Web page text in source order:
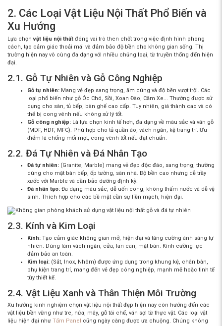
2. Các Loại Vật Liệu Nội Thất Phổ Biến và
Xu Hướng
Lựa chọnvật liệu nội thất đóng vai trò then chốt trong việc định hình phong
cách, tạo cảm giác thoải mái và đảm bảo độ bền cho không gian sống. Thị
trường hiện nay vô cùng đa dạng với nhiều chủng loại, từ truyền thống đến hiện
đại.
2.1. Gỗ Tự Nhiên và Gỗ Công Nghiệp
Gỗ tự nhiên: Mang vẻ đẹp sang trọng, ấm cúng và độ bền vượt trội. Các
loại phổ biến như gỗ Óc Chó, Sồi, Xoan Đào, Căm Xe... Thường được sử
dụng cho sàn, tủ bếp, bàn ghế cao cấp. Tuy nhiên, giá thành cao và có
thể bị cong vênh nếu không xử lý tốt.
Gỗ công nghiệp: Là lựa chọn kinh tế hơn, đa dạng về màu sắc và vân gỗ
(MDF, HDF, MFC). Phù hợp cho tủ quần áo, vách ngăn, kệ trang trí. Ưu
điểm là chống mối mọt, cong vênh tốt nếu đạt chuẩn.
2.2. Đá Tự Nhiên và Đá Nhân Tạo
Đá tự nhiên: (Granite, Marble) mang vẻ đẹp độc đáo, sang trọng, thường
dùng cho mặt bàn bếp, ốp tường, sàn nhà. Độ bền cao nhưng dễ trầy
xước với Marble và cần bảo dưỡng định kỳ.
Đá nhân tạo: Đa dạng màu sắc, dễ uốn cong, không thấm nước và dễ vệ
sinh. Thích hợp cho các bề mặt cần sự liền mạch, hiện đại.
2.3. Kính và Kim Loại
Kính: Tạo cảm giác không gian mở, hiện đại và tăng cường ánh sáng tự
nhiên. Dùng làm vách ngăn, cửa, lan can, mặt bàn. Kính cường lực
đảm bảo an toàn.
Kim loại: (Sắt, Inox, Nhôm) được ứng dụng trong khung kệ, chân bàn,
phụ kiện trang trí, mang đến vẻ đẹp công nghiệp, mạnh mẽ hoặc tinh tế
tùy thiết kế.
2.4. Vật Liệu Xanh và Thân Thiện Môi Trường
Xu hướng kinh nghiệm chọn vật liệu nội thất đẹp hiện nay còn hướng đến các
vật liệu bền vững như tre, nứa, mây, gỗ tái chế, ván sợi từ thực vật. Các loại vật
liệu hiện đại như Tấm Panel
cũng ngày càng được ưa chuộng. Chúng không